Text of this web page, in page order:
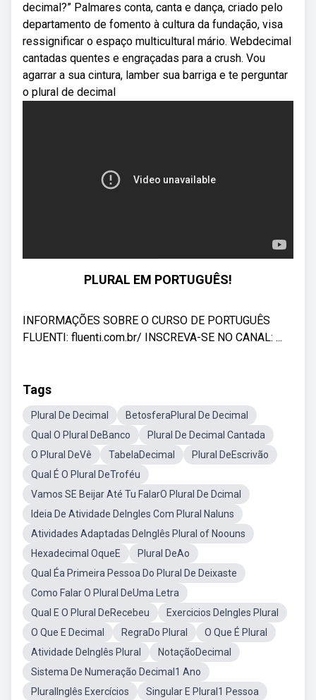
decimal?” Palmares conta, canta e dança, criado pelo
departamento de fomento à cultura da fundação, visa
ressignificar o espaço multicultural mário. Webdecimal
cantadas quentes e engraçadas para a crush. Vou
agarrar a sua cintura, lamber sua barriga e te perguntar
o plural de decimal
PLURAL EM PORTUGUÊS!
INFORMAÇÕES SOBRE O CURSO DE PORTUGUÊS
FLUENTI: fluenti.com.br/ INSCREVA-SE NO CANAL: ...
Tags
Plural De Decimal
BetosferaPlural De Decimal
Qual O Plural DeBanco
Plural De Decimal Cantada
O Plural DeVê
TabelaDecimal
Plural DeEscrivão
Qual É O Plural DeTroféu
Vamos SE Beijar Até Tu FalarO Plural De Dcimal
Ideia De Atividade DeIngles Com Plural Naluns
Atividades Adaptadas DeInglês Plural of Noouns
Hexadecimal OqueE
Plural DeAo
Qual Éa Primeira Pessoa Do Plural De Deixaste
Como Falar O Plural DeUma Letra
Qual E O Plural DeRecebeu
Exercicios DeIngles Plural
O Que E Decimal
RegraDo Plural
O Que É Plural
Atividade DeInglês Plural
NotaçãoDecimal
Sistema De Numeração Decimal1 Ano
PluralInglês Exercícios
Singular E Plural1 Pessoa